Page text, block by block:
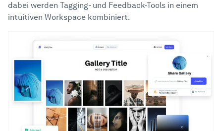
dabei werden Tagging- und Feedback-Tools in einem
intuitiven Workspace kombiniert.